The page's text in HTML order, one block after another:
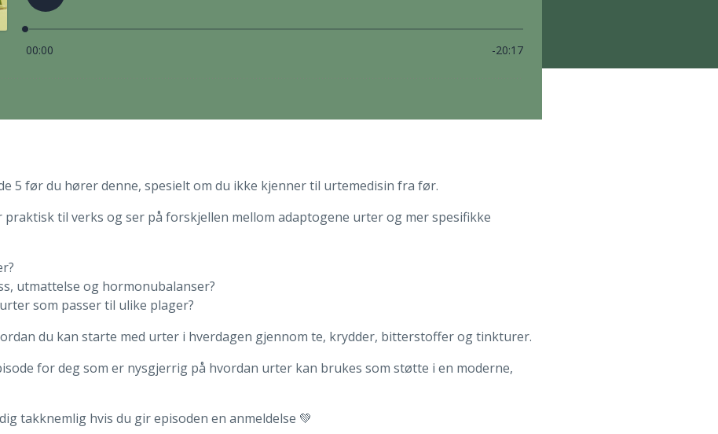
5 før du hører denne, spesielt om du ikke kjenner til urtemedisin fra før.
praktisk til verks og ser på forskjellen mellom adaptogene urter og mer spesifikke
utmattelse og hormonubalanser?
som passer til ulike plager?
du kan starte med urter i hverdagen gjennom te, krydder, bitterstoffer og tinkturer.
for deg som er nysgjerrig på hvordan urter kan brukes som støtte i en moderne,
takknemlig hvis du gir episoden en anmeldelse 💚